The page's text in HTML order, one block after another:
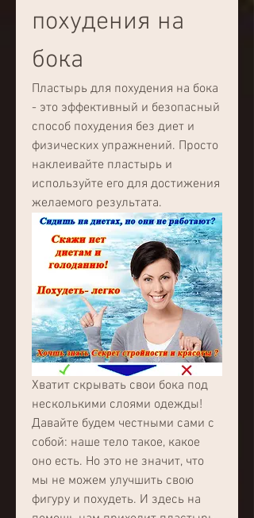
похудения на
бока
Пластырь для похудения на бока
- это эффективный и безопасный
способ похудения без диет и
физических упражнений. Просто
наклеивайте пластырь и
используйте его для достижения
желаемого результата.
Хватит скрывать свои бока под
несколькими слоями одежды!
Давайте будем честными сами с
собой: наше тело такое, какое
оно есть. Но это не значит, что
мы не можем улучшить свою
фигуру и похудеть. И здесь на